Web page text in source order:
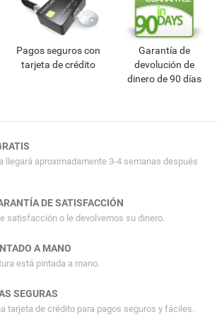
Pagos seguros con
tarjeta de crédito
Garantía de
devolución de
dinero de 90 días
llegará aproximadamente 3-4 semanas después
DE SATISFACCIÓN
satisfacción o le devolvemos su dinero.
A MANO
está pintada a mano.
SEGURAS
tarjeta de crédito para pagos seguros y fáciles.